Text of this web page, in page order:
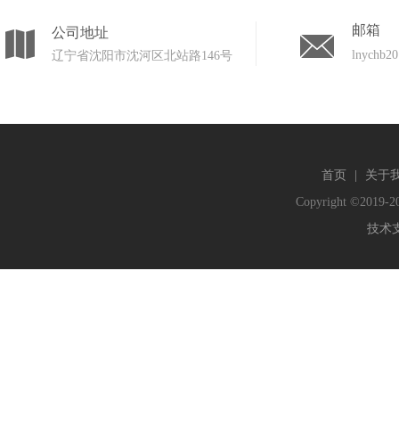
公司地址
辽宁省沈阳市沈河区北站路146号
邮箱
首页
关于
Copyright ©2019-
技术